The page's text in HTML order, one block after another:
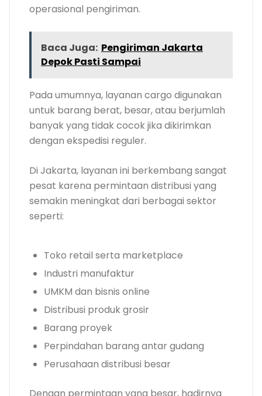
operasional pengiriman.
Baca Juga: Pengiriman Jakarta
Depok Pasti Sampai
Pada umumnya, layanan cargo digunakan
untuk barang berat, besar, atau berjumlah
banyak yang tidak cocok jika dikirimkan
dengan ekspedisi reguler.
Di Jakarta, layanan ini berkembang sangat
pesat karena permintaan distribusi yang
semakin meningkat dari berbagai sektor
seperti:
Toko retail serta marketplace
Industri manufaktur
UMKM dan bisnis online
Distribusi produk grosir
Barang proyek
Perpindahan barang antar gudang
Perusahaan distribusi besar